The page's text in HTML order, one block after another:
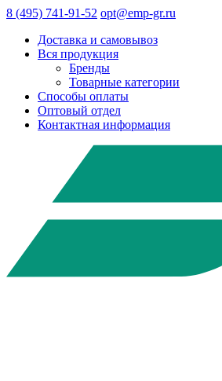
8 (495) 741-91-52 opt@emp-gr.ru
Доставка и самовывоз
Вся продукция
Бренды
Товарные категории
Способы оплаты
Оптовый отдел
Контактная информация